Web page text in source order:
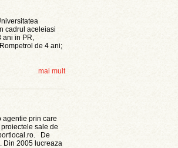
cadrul aceleiasi
ani in PR,
de 4 ani;
mai mult
agentie prin care
sale de
De
Din 2005 lucreaza